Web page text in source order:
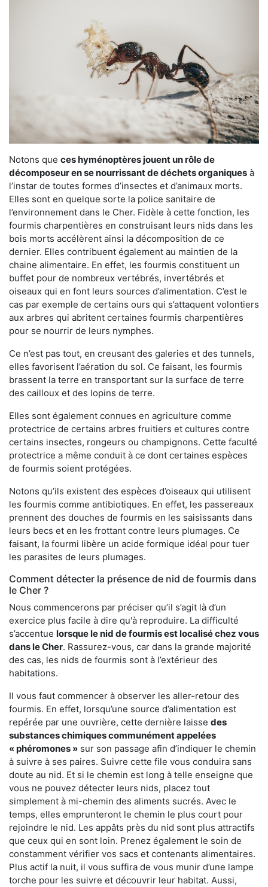
Notons que ces hyménoptères jouent un rôle de
décomposeur en se nourrissant de déchets organiques à
l’instar de toutes formes d’insectes et d’animaux morts.
Elles sont en quelque sorte la police sanitaire de
l’environnement dans le Cher. Fidèle à cette fonction, les
fourmis charpentières en construisant leurs nids dans les
bois morts accélèrent ainsi la décomposition de ce
dernier. Elles contribuent également au maintien de la
chaine alimentaire. En effet, les fourmis constituent un
buffet pour de nombreux vertébrés, invertébrés et
oiseaux qui en font leurs sources d’alimentation. C’est le
cas par exemple de certains ours qui s’attaquent volontiers
aux arbres qui abritent certaines fourmis charpentières
pour se nourrir de leurs nymphes.
Ce n’est pas tout, en creusant des galeries et des tunnels,
elles favorisent l’aération du sol. Ce faisant, les fourmis
brassent la terre en transportant sur la surface de terre
des cailloux et des lopins de terre.
Elles sont également connues en agriculture comme
protectrice de certains arbres fruitiers et cultures contre
certains insectes, rongeurs ou champignons. Cette faculté
protectrice a même conduit à ce dont certaines espèces
de fourmis soient protégées.
Notons qu’ils existent des espèces d’oiseaux qui utilisent
les fourmis comme antibiotiques. En effet, les passereaux
prennent des douches de fourmis en les saisissants dans
leurs becs et en les frottant contre leurs plumages. Ce
faisant, la fourmi libère un acide formique idéal pour tuer
les parasites de leurs plumages.
Comment détecter la présence de nid de fourmis dans
le Cher ?
Nous commencerons par préciser qu’il s’agit là d’un
exercice plus facile à dire qu'à reproduire. La difficulté
s’accentue lorsque le nid de fourmis est localisé chez vous
dans le Cher. Rassurez-vous, car dans la grande majorité
des cas, les nids de fourmis sont à l’extérieur des
habitations.
Il vous faut commencer à observer les aller-retour des
fourmis. En effet, lorsqu’une source d’alimentation est
repérée par une ouvrière, cette dernière laisse des
substances chimiques communément appelées
« phéromones » sur son passage afin d’indiquer le chemin
à suivre à ses paires. Suivre cette file vous conduira sans
doute au nid. Et si le chemin est long à telle enseigne que
vous ne pouvez détecter leurs nids, placez tout
simplement à mi-chemin des aliments sucrés. Avec le
temps, elles emprunteront le chemin le plus court pour
rejoindre le nid. Les appâts près du nid sont plus attractifs
que ceux qui en sont loin. Prenez également le soin de
constamment vérifier vos sacs et contenants alimentaires.
Plus actif la nuit, il vous suffira de vous munir d’une lampe
torche pour les suivre et découvrir leur habitat. Aussi,